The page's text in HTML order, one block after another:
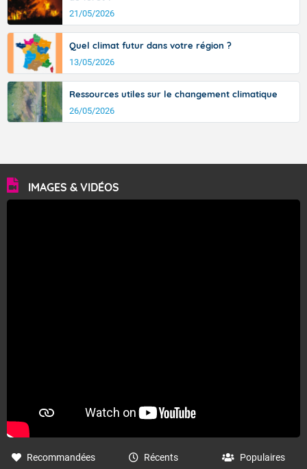
21/05/2026
Quel climat futur dans votre région ?
13/05/2026
Ressources utiles sur le changement climatique
26/05/2026
IMAGES & VIDÉOS
Recommandées Récents Populaires